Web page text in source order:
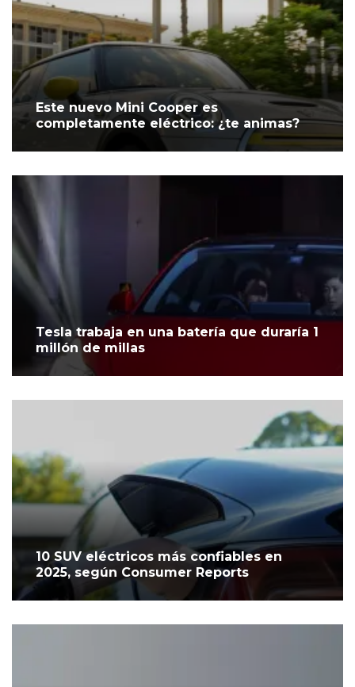
Este nuevo Mini Cooper es
completamente eléctrico: ¿te animas?
Tesla trabaja en una batería que duraría 1
millón de millas
10 SUV eléctricos más confiables en
2025, según Consumer Reports